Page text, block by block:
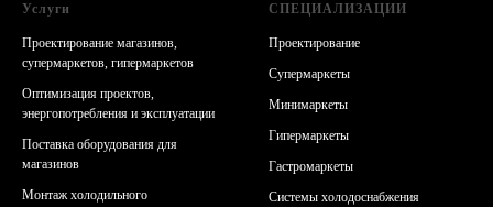
Услуги
Проектирование магазинов,
супермаркетов, гипермаркетов
Оптимизация проектов,
энергопотребления и эксплуатации
Поставка оборудования для
магазинов
Монтаж холодильного
СПЕЦИАЛИЗАЦИИ
Проектирование
Супермаркеты
Минимаркеты
Гипермаркеты
Гастромаркеты
Системы холодоснабжения